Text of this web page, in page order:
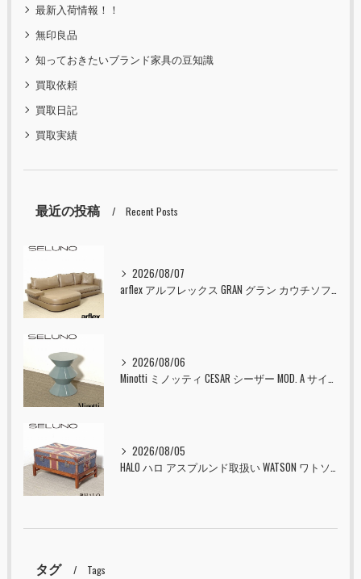
最新入荷情報！！
無印良品
知っておきたいブランド家具の豆知識
買取依頼
買取日記
買取実績
最近の投稿 Recent Posts
2026/08/07
2026/08/06
2026/08/05
タグ Tags